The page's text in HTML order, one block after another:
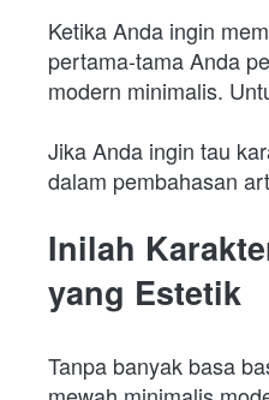
Ketika Anda ingin
pertama-tama Anda
modern minimalis.
Jika Anda ingin tau
dalam pembahasan
Inilah
yang Estetik
Tanpa banyak basa